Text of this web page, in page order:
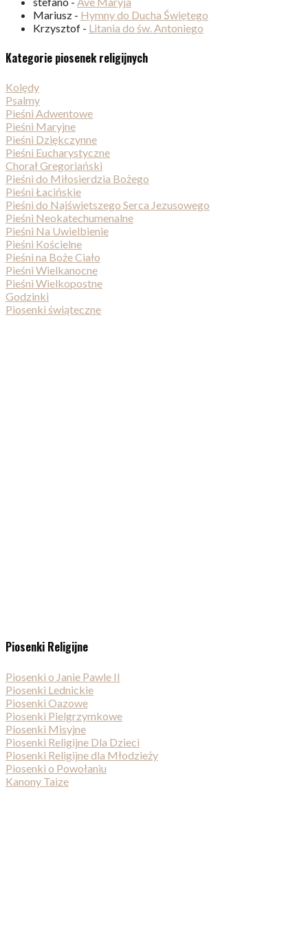
Mariusz - Hymny do Ducha Świętego
Krzysztof - Litania do św. Antoniego
Kategorie piosenek religijnych
Kolędy
Psalmy
Pieśni Adwentowe
Pieśni Maryjne
Pieśni Dziękczynne
Pieśni Eucharystyczne
Chorał Gregoriański
Pieśni do Miłosierdzia Bożego
Pieśni Łacińskie
Pieśni do Najświętszego Serca Jezusowego
Pieśni Neokatechumenalne
Pieśni Na Uwielbienie
Pieśni Kościelne
Pieśni na Boże Ciało
Pieśni Wielkanocne
Pieśni Wielkopostne
Godzinki
Piosenki świąteczne
Piosenki Religijne
Piosenki o Janie Pawle II
Piosenki Lednickie
Piosenki Oazowe
Piosenki Pielgrzymkowe
Piosenki Misyjne
Piosenki Religijne Dla Dzieci
Piosenki Religijne dla Młodzieży
Piosenki o Powołaniu
Kanony Taize